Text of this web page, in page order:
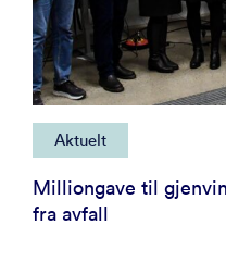
Aktuelt
Milliongave til
fra avfall